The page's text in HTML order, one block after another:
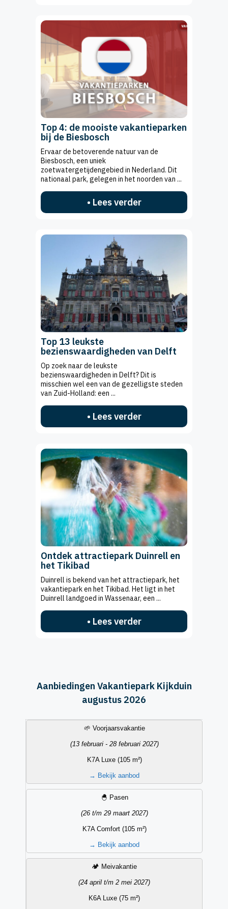
Top 4: de mooiste vakantieparken
bij de Biesbosch
Ervaar de betoverende natuur van de
Biesbosch, een uniek
zoetwatergetijdengebied in Nederland. Dit
nationaal park, gelegen in het noorden van ...
• Lees verder
Top 13 leukste
bezienswaardigheden van Delft
Op zoek naar de leukste
bezienswaardigheden in Delft? Dit is
misschien wel een van de gezelligste steden
van Zuid-Holland: een ...
• Lees verder
Ontdek attractiepark Duinrell en
het Tikibad
Duinrell is bekend van het attractiepark, het
vakantiepark en het Tikibad. Het ligt in het
Duinrell landgoed in Wassenaar, een ...
• Lees verder
Aanbiedingen Vakantiepark Kijkduin
augustus 2026
Datum Accommodatietype
🌱 Voorjaarsvakantie
(13 februari - 28 februari 2027)
K7A Luxe (105 m²)
→ Bekijk aanbod
🐣 Pasen
(26 t/m 29 maart 2027)
K7A Comfort (105 m²)
→ Bekijk aanbod
🏕️ Meivakantie
(24 april t/m 2 mei 2027)
K6A Luxe (75 m²)